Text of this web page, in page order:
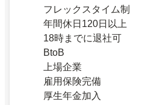
フレックスタイム制
年間休日120日以上
18時までに退社可
BtoB
上場企業
雇用保険完備
厚生年金加入